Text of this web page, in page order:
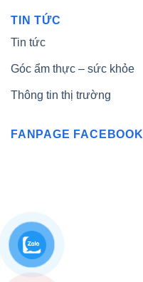
TIN TỨC
Tin tức
Góc ẩm thực – sức khỏe
Thông tin thị trường
FANPAGE FACEBOOK